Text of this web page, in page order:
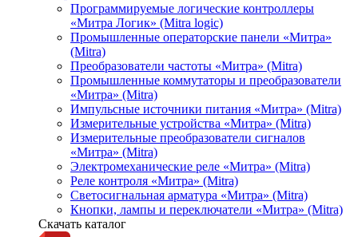
Программируемые логические контроллеры
«Митра Логик» (Mitra logic)
Промышленные операторские панели «Митра»
(Mitra)
Преобразователи частоты «Митра» (Mitra)
Промышленные коммутаторы и преобразователи
«Митра» (Mitra)
Импульсные источники питания «Митра» (Mitra)
Измерительные устройства «Митра» (Mitra)
Измерительные преобразователи сигналов
«Митра» (Mitra)
Электромеханические реле «Митра» (Mitra)
Реле контроля «Митра» (Mitra)
Светосигнальная арматура «Митра» (Mitra)
Кнопки, лампы и переключатели «Митра» (Mitra)
Скачать каталог